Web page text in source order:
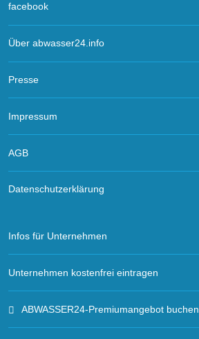
facebook
Über abwasser24.info
Presse
Impressum
AGB
Datenschutzerklärung
Infos für Unternehmen
Unternehmen kostenfrei eintragen
ABWASSER24-Premiumangebot buchen